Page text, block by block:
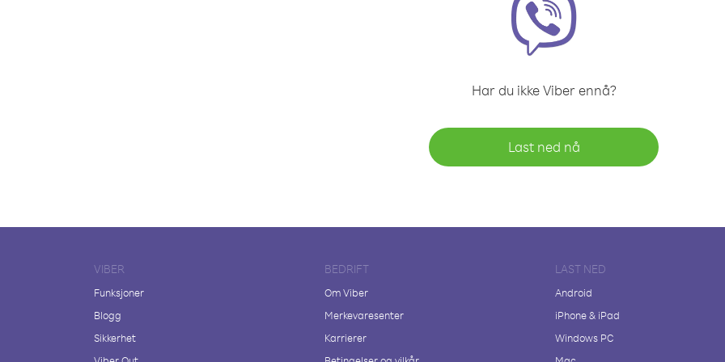
Har du ikke Viber ennå?
Last ned nå
VIBER
Funksjoner
Blogg
Sikkerhet
BEDRIFT
Om Viber
Merkevaresenter
Karrierer
LAST NED
Android
iPhone & iPad
Windows PC